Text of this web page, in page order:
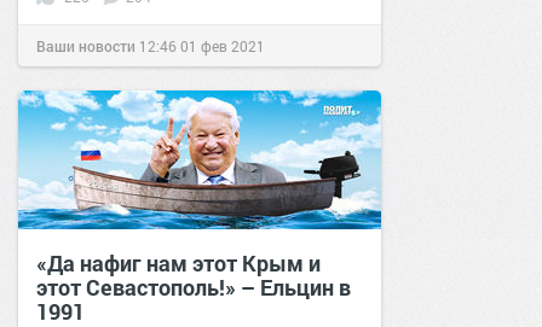
Ваши новости 12:4601 фев 2021
«Да нафиг нам этот Крым и
этот Севастополь!» – Ельцин в
1991